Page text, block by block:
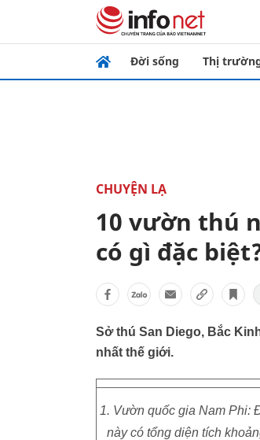
Đời sống Thị
CHUYỆN LẠ
10 vườn thú
có gì đặc
Sở thú San Diego, Bắc
nhất thế giới.
1. Vườn quốc gia Nam Phi:
này có tổng diện tích